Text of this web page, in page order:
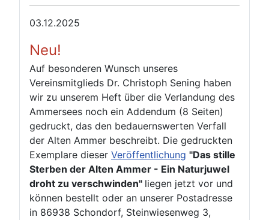
03.12.2025
Neu!
Auf besonderen Wunsch unseres
Vereinsmitglieds Dr. Christoph Sening haben
wir zu unserem Heft über die Verlandung des
Ammersees noch ein Addendum (8 Seiten)
gedruckt, das den bedauernswerten Verfall
der Alten Ammer beschreibt. Die gedruckten
Exemplare dieser Veröffentlichung "Das stille
Sterben der Alten Ammer - Ein Naturjuwel
droht zu verschwinden" liegen jetzt vor und
können bestellt oder an unserer Postadresse
in 86938 Schondorf, Steinwiesenweg 3,